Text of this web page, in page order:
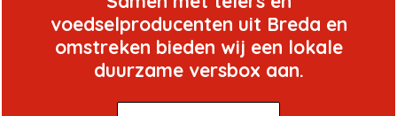
voedselproducenten uit Breda en
omstreken bieden wij een lokale
duurzame versbox aan.